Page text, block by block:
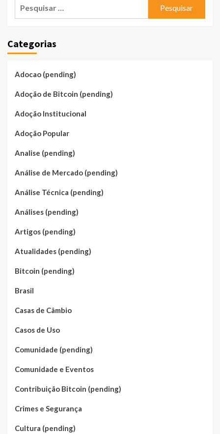
Categorias
Adocao (pending)
Adoção de Bitcoin (pending)
Adoção Institucional
Adoção Popular
Analise (pending)
Análise de Mercado (pending)
Análise Técnica (pending)
Análises (pending)
Artigos (pending)
Atualidades (pending)
Bitcoin (pending)
Brasil
Casas de Câmbio
Casos de Uso
Comunidade (pending)
Comunidade e Eventos
Contribuição Bitcoin (pending)
Crimes e Segurança
Cultura (pending)